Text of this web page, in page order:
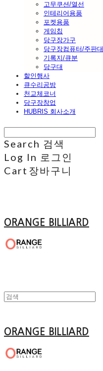
고무쿠션/열선
인테리어용품
포켓용품
게임칩
당구장가구
당구장컴퓨터/주판대
기록지/큐분
당구대
할인행사
큐수리공방
천교체코너
당구장창업
HUBRIS 회사소개
Search 검색
Log In 로그인
Cart 장바구니
ORANGE BILLIARD
ORANGE BILLIARD